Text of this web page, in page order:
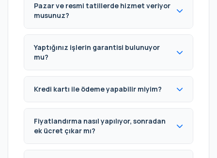
Pazar ve resmi tatillerde hizmet veriyor
musunuz?
Yaptığınız işlerin garantisi bulunuyor
mu?
Kredi kartı ile ödeme yapabilir miyim?
Fiyatlandırma nasıl yapılıyor, sonradan
ek ücret çıkar mı?